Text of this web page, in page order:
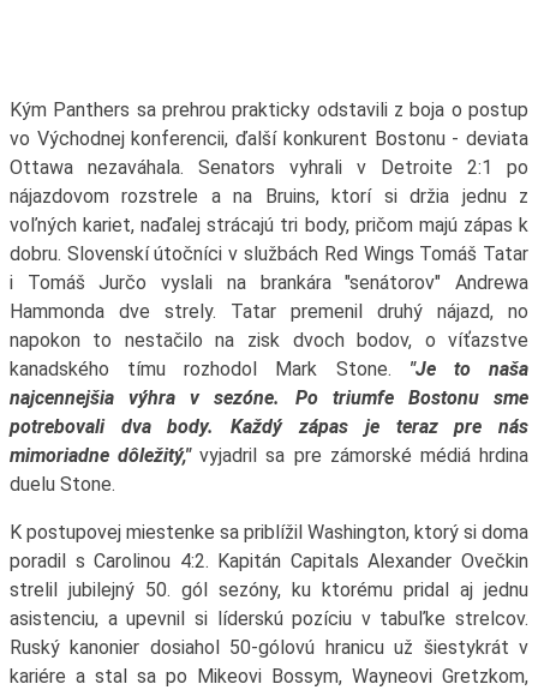
Kým Panthers sa prehrou prakticky odstavili z boja o postup
vo Východnej konferencii, ďalší konkurent Bostonu - deviata
Ottawa nezaváhala. Senators vyhrali v Detroite 2:1 po
nájazdovom rozstrele a na Bruins, ktorí si držia jednu z
voľných kariet, naďalej strácajú tri body, pričom majú zápas k
dobru. Slovenskí útočníci v službách Red Wings Tomáš Tatar
i Tomáš Jurčo vyslali na brankára "senátorov" Andrewa
Hammonda dve strely. Tatar premenil druhý nájazd, no
napokon to nestačilo na zisk dvoch bodov, o víťazstve
kanadského tímu rozhodol Mark Stone. "Je to naša
najcennejšia výhra v sezóne. Po triumfe Bostonu sme
potrebovali dva body. Každý zápas je teraz pre nás
mimoriadne dôležitý,"vyjadril sa pre zámorské médiá hrdina
duelu Stone.
K postupovej miestenke sa priblížil Washington, ktorý si doma
poradil s Carolinou 4:2. Kapitán Capitals Alexander Ovečkin
strelil jubilejný 50. gól sezóny, ku ktorému pridal aj jednu
asistenciu, a upevnil si líderskú pozíciu v tabuľke strelcov.
Ruský kanonier dosiahol 50-gólovú hranicu už šiestykrát v
kariére a stal sa po Mikeovi Bossym, Wayneovi Gretzkom,